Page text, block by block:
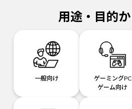
用途・目的
一般向け
ゲーミングPC
ゲーム向け